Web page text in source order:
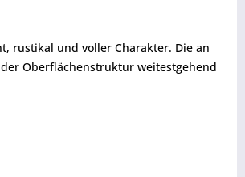
rustikal und voller Charakter. Die an
Oberflächenstruktur weitestgehend